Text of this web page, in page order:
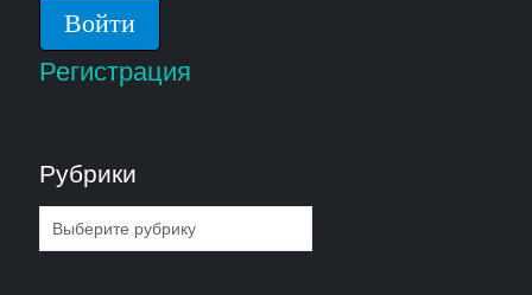
Регистрация
Рубрики
Рубрики